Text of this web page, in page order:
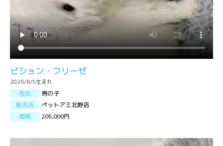
ビション・フリーゼ
2026/6/5生まれ
性別
男の子
販売店
ペットアミ北野店
価格
205,000円